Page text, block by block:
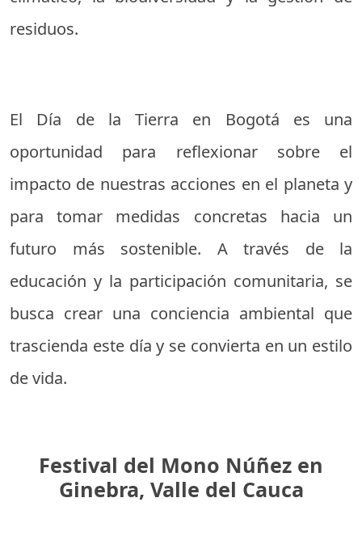
residuos.
El Día de la Tierra en Bogotá es una
oportunidad para reflexionar sobre el
impacto de nuestras acciones en el planeta y
para tomar medidas concretas hacia un
futuro más sostenible. A través de la
educación y la participación comunitaria, se
busca crear una conciencia ambiental que
trascienda este día y se convierta en un estilo
de vida.
Festival del Mono Núñez en
Ginebra, Valle del Cauca